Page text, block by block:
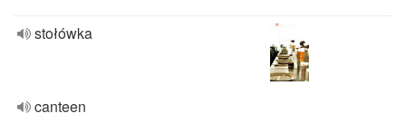
stołówka
canteen